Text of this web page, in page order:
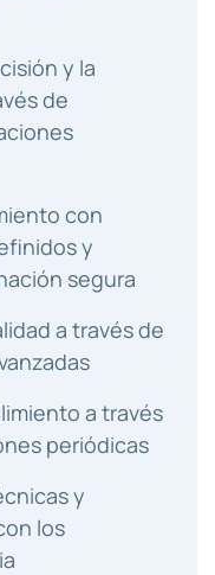
y la
de
con
y
segura
a través de
a través
periódicas
y
los